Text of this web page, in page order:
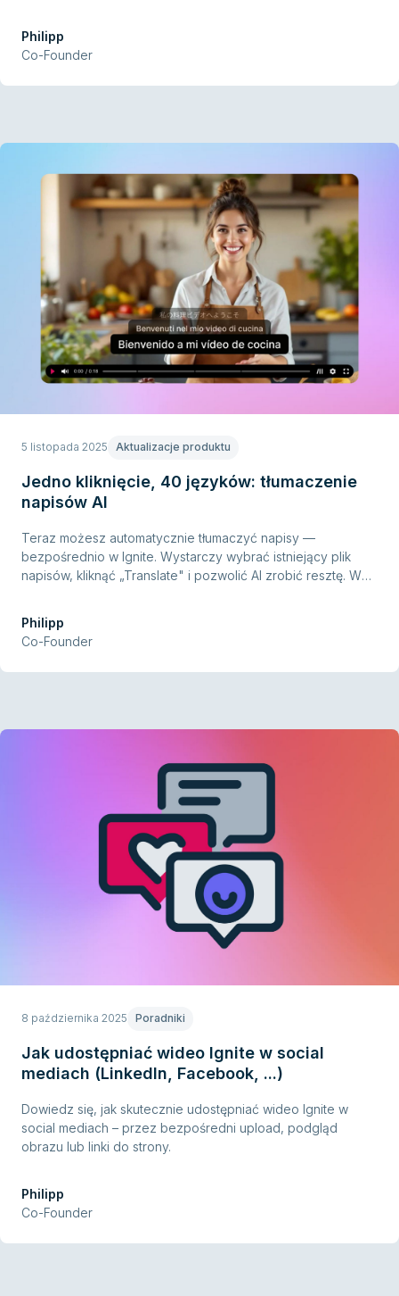
Philipp
Co-Founder
5 listopada 2025 Aktualizacje produktu
Jedno kliknięcie, 40 języków: tłumaczenie
napisów AI
Teraz możesz automatycznie tłumaczyć napisy —
bezpośrednio w Ignite. Wystarczy wybrać istniejący plik
napisów, kliknąć „Translate" i pozwolić AI zrobić resztę. W
Philipp
Co-Founder
8 października 2025 Poradniki
Jak udostępniać wideo Ignite w social
mediach (LinkedIn, Facebook, ...)
Dowiedz się, jak skutecznie udostępniać wideo Ignite w
social mediach – przez bezpośredni upload, podgląd
obrazu lub linki do strony.
Philipp
Co-Founder